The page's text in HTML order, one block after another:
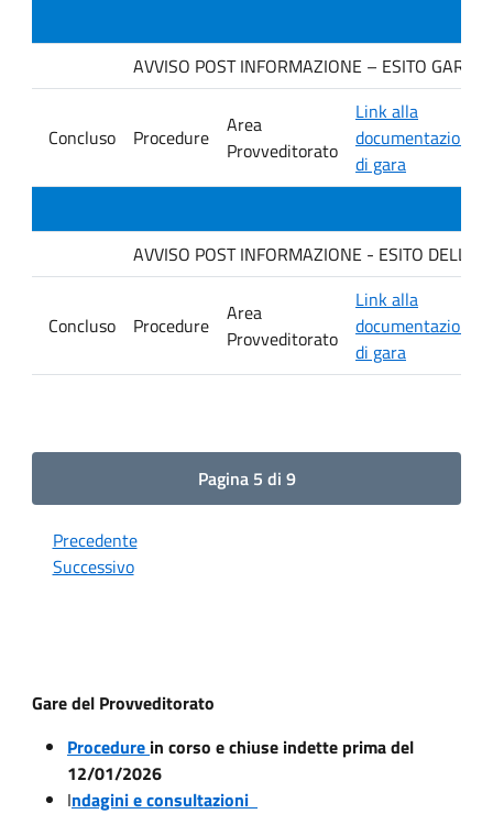
AVVISO POST INFORMAZIONE – ESITO GARA.
Concluso Procedure
Area
Provveditorato
Link alla
documentazione
di gara
AVVISO POST INFORMAZIONE - ESITO
Concluso Procedure
Area
Provveditorato
Link alla
documentazione
di gara
Pagina 5 di 9
Precedente
Successivo
Gare del Provveditorato
Procedure in corso e chiuse indette prima del
12/01/2026
Indagini e consultazioni